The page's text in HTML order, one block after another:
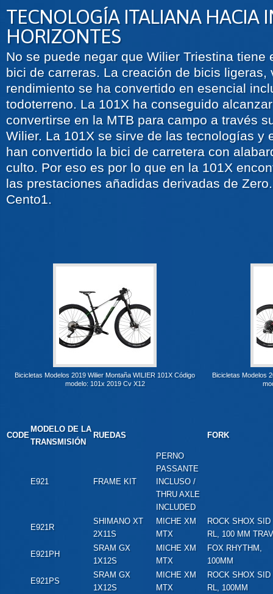
TECNOLOGÍA ITALIANA HACIA
HORIZONTES
No se puede negar que Wilier Triestina tiene
bici de carreras. La creación de bicis ligeras,
rendimiento se ha convertido en esencial
todoterreno. La 101X ha conseguido
convertirse en la MTB para campo a través
Wilier. La 101X se sirve de las tecnologías y
han convertido la bici de carretera con
culto. Por eso es por lo que en la 101X
las prestaciones añadidas derivadas de
Cento1.
Bicicletas Modelos 2019 Wilier Montaña WILIER 101X Código
modelo: 101x 2019 Cv X12
Bicicletas Modelos
CODE
MODELO DE LA
TRANSMISIÓN
RUEDAS FORK
E921 FRAME KIT
PERNO
PASSANTE
INCLUSO /
THRU AXLE
INCLUDED
E921R
SHIMANO XT
2X11S
MICHE XM
MTX
ROCK SHOX SID
RL, 100 MM
E921PH
SRAM GX
1X12S
MICHE XM
MTX
FOX RHYTHM,
100MM
E921PS
SRAM GX
1X12S
MICHE XM
MTX
ROCK SHOX SID
RL, 100MM